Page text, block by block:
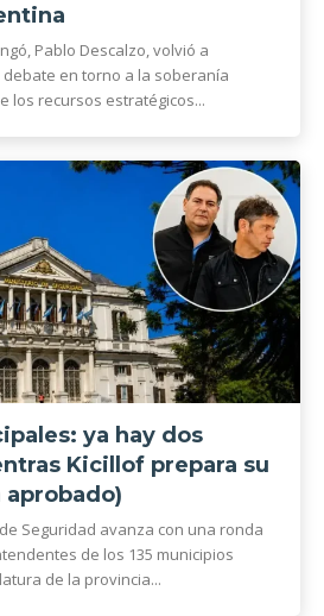
Pablo Descalzo, volvió a
en torno a la soberanía
los recursos estratégicos...
ya hay dos
Kicillof prepara su
Seguridad avanza con una ronda
de los 135 municipios
de la provincia...